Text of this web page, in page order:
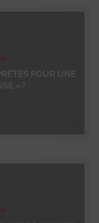
POUR UNE
»?